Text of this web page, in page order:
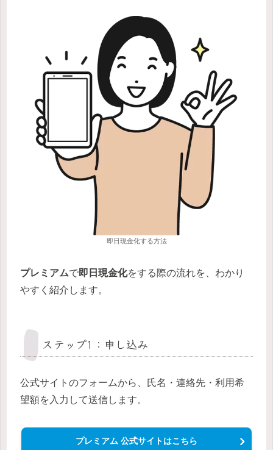
即日現金化する方法
プレミアムで即日現金化をする際の流れを、わかり
やすく紹介します。
ステップ1：申し込み
公式サイトのフォームから、氏名・連絡先・利用希
望額を入力して送信します。
プレミアム 公式サイトはこちら